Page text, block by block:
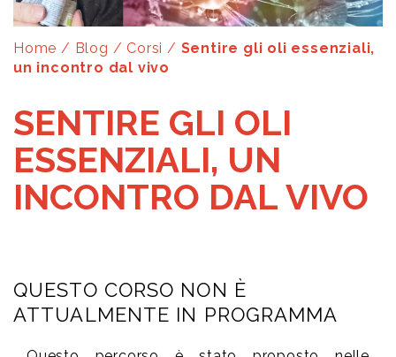
Home / Blog / Corsi / Sentire gli oli essenziali,
un incontro dal vivo
SENTIRE GLI OLI
ESSENZIALI, UN
INCONTRO DAL VIVO
QUESTO CORSO NON È
ATTUALMENTE IN PROGRAMMA